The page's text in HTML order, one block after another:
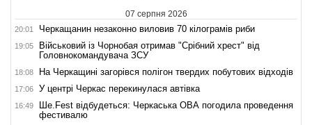
07 серпня 2026
20:01 Черкащанин незаконно виловив 70 кілограмів риби
19:05
Військовий із Чорнобая отримав "Срібний хрест" від
Головнокомандувача ЗСУ
18:08 На Черкащині загорівся полігон твердих побутових відходів
17:06 У центрі Черкас перекинулася автівка
16:49
Ше.Fest відбудеться: Черкаська ОВА погодила проведення
фестивалю